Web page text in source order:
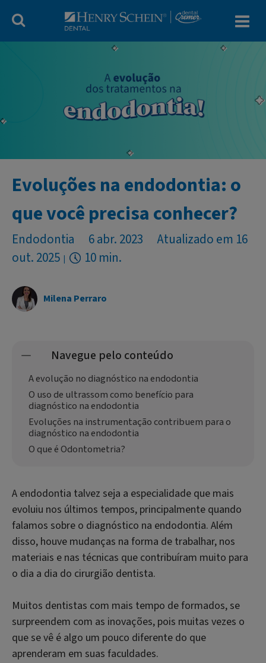
Evoluções na endodontia: o
que você precisa conhecer?
Endodontia 6 abr. 2023
Atualizado em 16
out. 2025
10 min.
Milena Perraro
Navegue pelo conteúdo
A evolução no diagnóstico na endodontia
O uso de ultrassom como benefício para
diagnóstico na endodontia
Evoluções na instrumentação contribuem para o
diagnóstico na endodontia
O que é Odontometria?
A endodontia talvez seja a especialidade que mais
evoluiu nos últimos tempos, principalmente quando
falamos sobre o diagnóstico na endodontia. Além
disso, houve mudanças na forma de trabalhar, nos
materiais e nas técnicas que contribuíram muito para
o dia a dia do cirurgião dentista.
Muitos dentistas com mais tempo de formados, se
surpreendem com as inovações, pois muitas vezes o
que se vê é algo um pouco diferente do que
aprenderam em suas faculdades.